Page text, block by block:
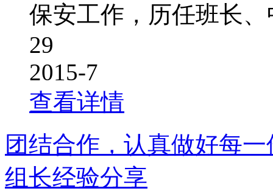
保安工作，历任班长
29
2015-7
查看详情
团结合作，认真做好每
组长经验分享